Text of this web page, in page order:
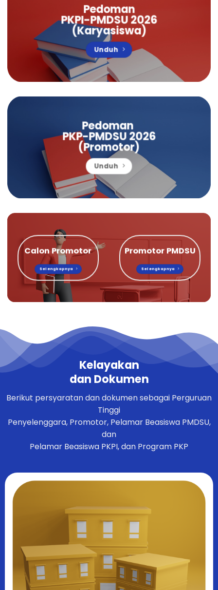
Pedoman
PKPI-PMDSU 2026
(Karyasiswa)
Unduh
Pedoman
PKP-PMDSU 2026
(Promotor)
Unduh
Calon Promotor
Selengkapnya
Promotor PMDSU
Selengkapnya
Kelayakan
dan Dokumen
Berikut persyaratan dan dokumen sebagai Perguruan
Tinggi
Penyelenggara, Promotor, Pelamar Beasiswa PMDSU,
dan
Pelamar Beasiswa PKPI, dan Program PKP